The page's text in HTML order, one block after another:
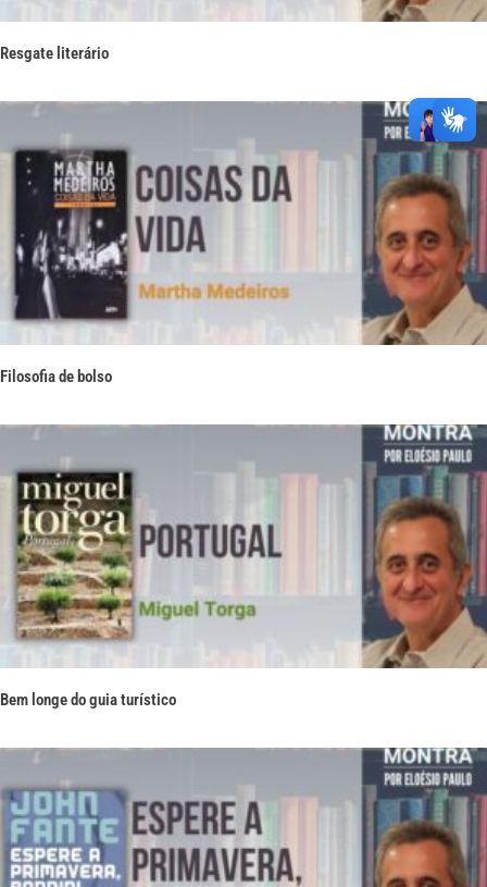
Resgate literário
Filosofia de bolso
Bem longe do guia turístico